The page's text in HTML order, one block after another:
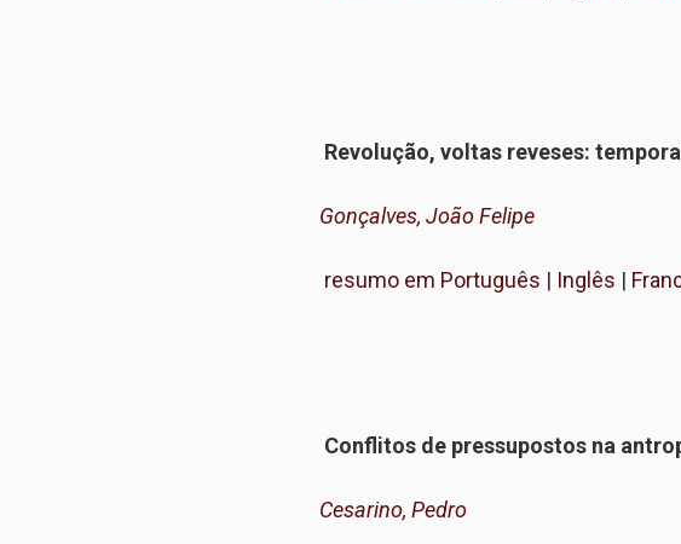
Revolução, voltas reveses:
Gonçalves, João Felipe
resumo em Português | Inglês |
Conflitos de pressupostos na
Cesarino, Pedro